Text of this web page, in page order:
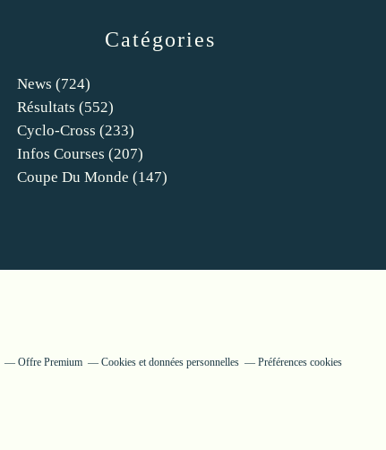
Catégories
News (724)
Résultats (552)
Cyclo-Cross (233)
Infos Courses (207)
Coupe Du Monde (147)
Offre Premium Cookies et données personnelles Préférences cookies